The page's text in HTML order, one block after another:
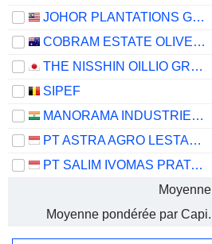
JOHOR PLANTATIONS GROUP
COBRAM ESTATE OLIVES LIMITED
THE NISSHIN OILLIO GROUP,LTD.
SIPEF
MANORAMA INDUSTRIES LIMITED
PT ASTRA AGRO LESTARI TBK
PT SALIM IVOMAS PRATAMA TBK
Moyenne
Moyenne pondérée par Capi.